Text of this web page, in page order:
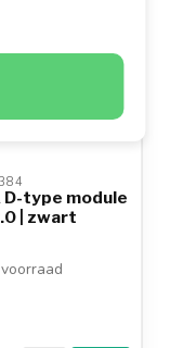
D-type module
| zwart